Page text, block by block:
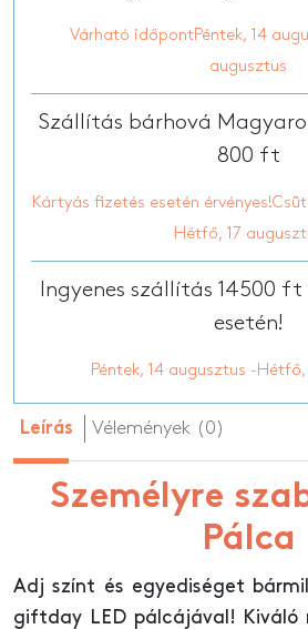
Várható időpontPéntek, 14
augusztus
Szállítás bárhová
800 ft
Kártyás fizetés esetén
Hétfő, 17
Ingyenes szállítás 14500
esetén!
Péntek, 14 augusztus -
Leírás Vélemények (0)
Személyre
Pálca
Adj színt és egyediséget
giftday LED pálcájával! Kiváló